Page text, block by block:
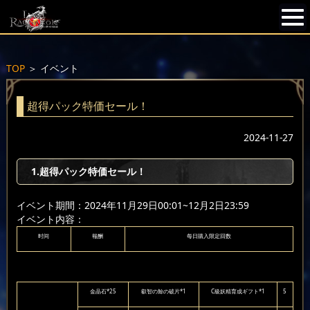
TOP＞ イベント
超得パック特価セール！
2024-11-27
1.超得パック特価セール！
イベント期間：2024年11月29日00:01~12月2日23:59
イベント内容：
时间 報酬 每日購入限定回数
金晶石*25 叡智の鯨の破片*1 C級妖精育成ギフト*1 5